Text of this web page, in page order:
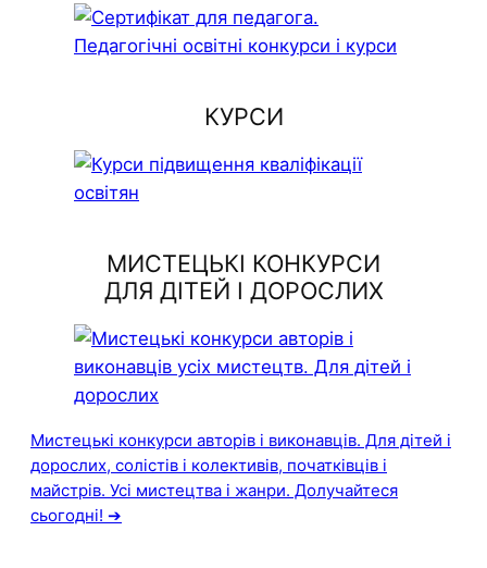
КУРСИ
МИСТЕЦЬКІ КОНКУРСИ
ДЛЯ ДІТЕЙ І ДОРОСЛИХ
Мистецькі конкурси авторів і виконавців. Для дітей і
дорослих, солістів і колективів, початківців і
майстрів. Усі мистецтва і жанри. Долучайтеся
сьогодні! ➔